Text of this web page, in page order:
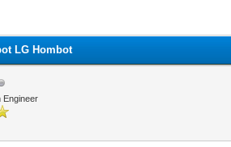
LG Hombot
Engineer